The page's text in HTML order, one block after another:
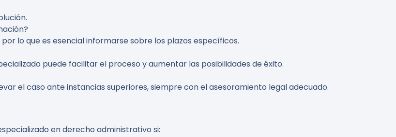
lo que es esencial informarse sobre los plazos específicos.
puede facilitar el proceso y aumentar las posibilidades de éxito.
el caso ante instancias superiores, siempre con el asesoramiento legal adecuado.
en derecho administrativo si: